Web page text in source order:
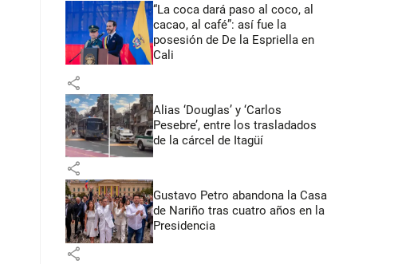
“La coca dará paso al coco, al
cacao, al café”: así fue la
posesión de De la Espriella en
Cali
share
Alias ‘Douglas’ y ‘Carlos
Pesebre’, entre los trasladados
de la cárcel de Itagüí
share
Gustavo Petro abandona la Casa
de Nariño tras cuatro años en la
Presidencia
share